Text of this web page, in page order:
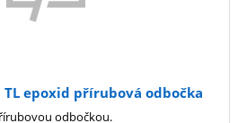
TL epoxid přírubová odbočka
odbočkou.